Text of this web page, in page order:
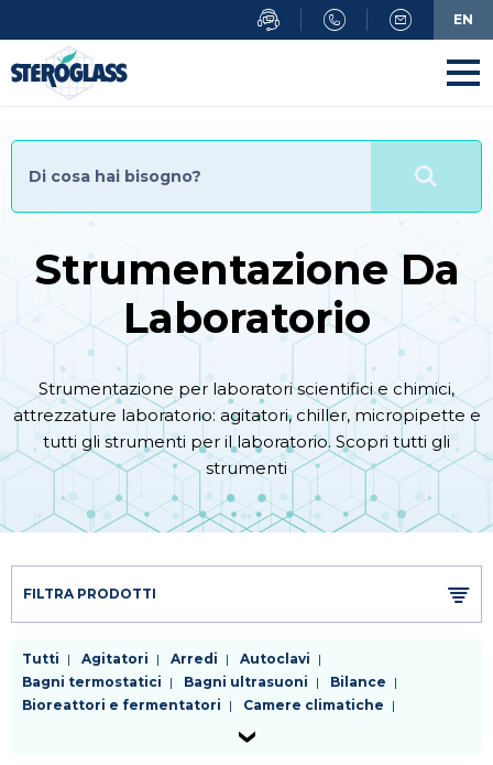
al
contenuto
principale
Strumentazione Da
Laboratorio
Strumentazione per laboratori scientifici e chimici,
attrezzature laboratorio: agitatori, chiller, micropipette e
tutti gli strumenti per il laboratorio. Scopri tutti gli
strumenti
FILTRA PRODOTTI
Tutti Agitatori Arredi
Autoclavi
Bagni termostatici
Bagni ultrasuoni
Bilance
Bioreattori e fermentatori
Camere climatiche
Centrifughe
EN